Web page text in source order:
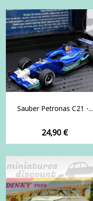
Sauber Petronas C21 -...
Prix
24,90 €